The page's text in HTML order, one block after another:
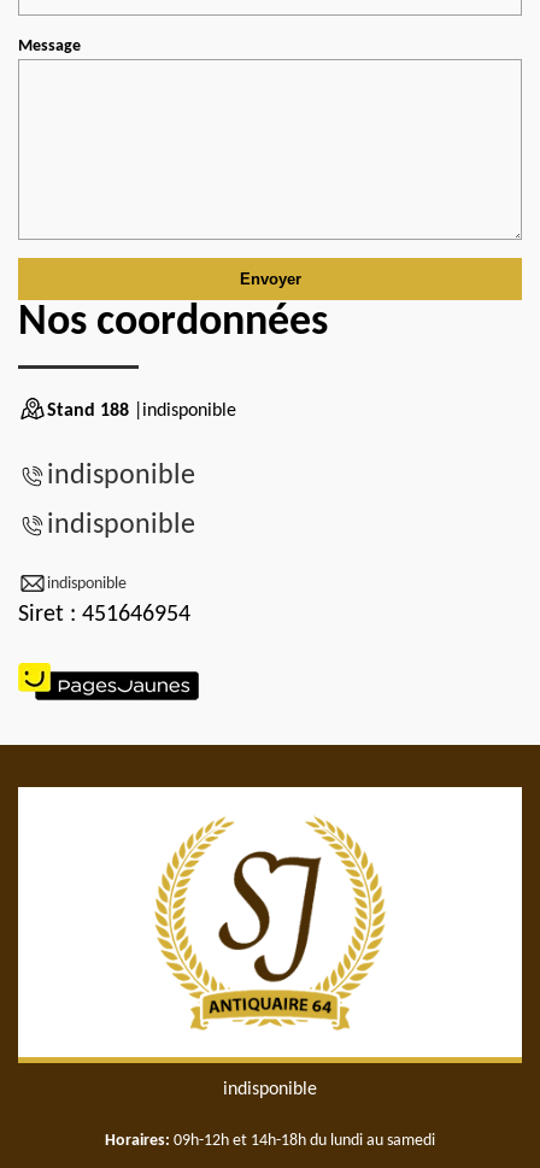
Message
Nos coordonnées
Stand 188 |indisponible
indisponible
indisponible
indisponible
Siret : 451646954
indisponible
Horaires: 09h-12h et 14h-18h du lundi au samedi